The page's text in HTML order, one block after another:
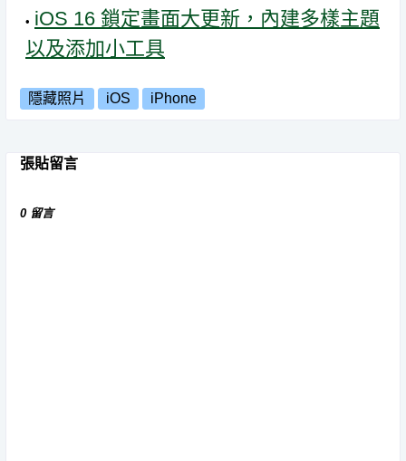
iOS 16 鎖定畫面大更新，內建多樣主題
以及添加小工具
隱藏照片 iOS iPhone
張貼留言
0 留言